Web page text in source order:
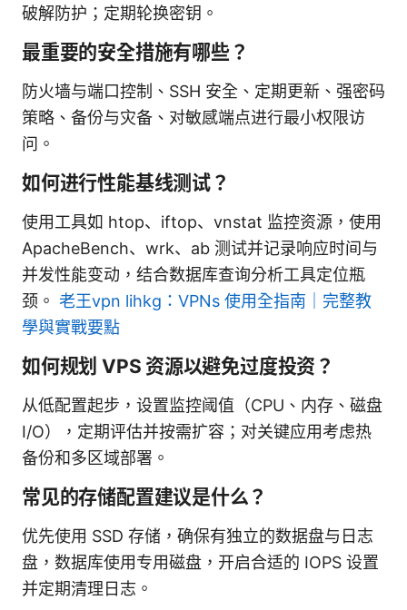
破解防护；定期轮换密钥。
最重要的安全措施有哪些？
防火墙与端口控制、SSH 安全、定期更新、强密码
策略、备份与灾备、对敏感端点进行最小权限访
问。
如何进行性能基线测试？
使用工具如 htop、iftop、vnstat 监控资源，使用
ApacheBench、wrk、ab 测试并记录响应时间与
并发性能变动，结合数据库查询分析工具定位瓶
颈。 老王vpn lihkg：VPNs 使用全指南｜完整教
學與實戰要點
如何规划 VPS 资源以避免过度投资？
从低配置起步，设置监控阈值（CPU、内存、磁盘
I/O），定期评估并按需扩容；对关键应用考虑热
备份和多区域部署。
常见的存储配置建议是什么？
优先使用 SSD 存储，确保有独立的数据盘与日志
盘，数据库使用专用磁盘，开启合适的 IOPS 设置
并定期清理日志。